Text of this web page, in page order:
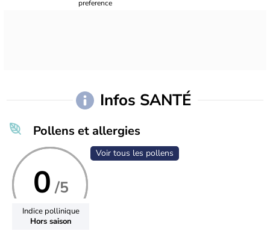
Infos SANTÉ
Pollens et allergies
0 /5
Indice pollinique
Hors saison
Voir tous les pollens